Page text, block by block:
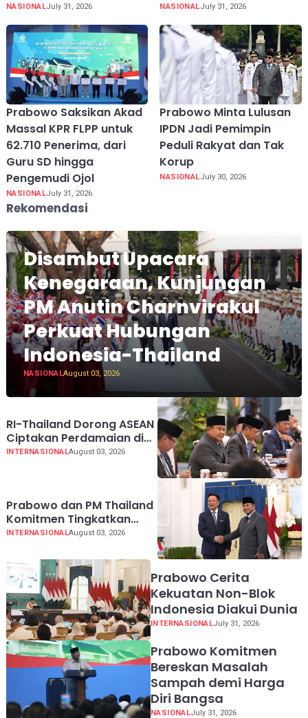
NASIONALJuly 31, 2026 NASIONALJuly 31, 2026
Prabowo Saksikan Akad
Massal KPR FLPP untuk
62.710 Penerima, dari
Guru SD hingga
Pengemudi Ojol
NASIONALJuly 31, 2026
Prabowo Minta Lulusan
IPDN Jadi Pemimpin
Peduli Rakyat dan Tak
Korup
NASIONALJuly 30, 2026
Rekomendasi
Disambut Upacara
Kenegaraan, Kunjungan
PM Anutin Charnvirakul
Perkuat Hubungan
Indonesia-Thailand
NASIONALAugust 03, 2026
RI-Thailand Dorong ASEAN
Ciptakan Perdamaian di
Myanmar Lewat
INTERNASIONALAugust 03, 2026
Prabowo dan PM Thailand
Komitmen Tingkatkan
Perdagangan hingga USD
INTERNASIONALAugust 03, 2026
Prabowo Cerita
Kekuatan Non-Blok
Indonesia Diakui Dunia
INTERNASIONALJuly 31, 2026
Prabowo Komitmen
Bereskan Masalah
Sampah demi Harga
Diri Bangsa
NASIONALJuly 31, 2026